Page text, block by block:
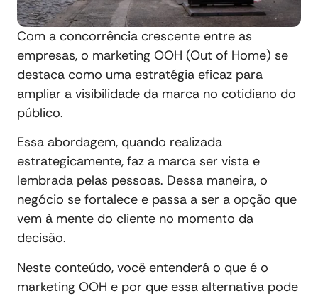
Com a concorrência crescente entre as
empresas, o marketing OOH (Out of Home) se
destaca como uma estratégia eficaz para
ampliar a visibilidade da marca no cotidiano do
público.
Essa abordagem, quando realizada
estrategicamente, faz a marca ser vista e
lembrada pelas pessoas. Dessa maneira, o
negócio se fortalece e passa a ser a opção que
vem à mente do cliente no momento da
decisão.
Neste conteúdo, você entenderá o que é o
marketing OOH e por que essa alternativa pode